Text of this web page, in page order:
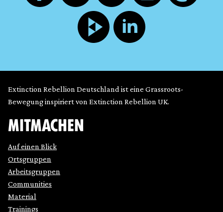
Extinction Rebellion Deutschland ist eine Grassroots-
Bewegung inspiriert von Extinction Rebellion UK.
MITMACHEN
Auf einen Blick
Ortsgruppen
Arbeitsgruppen
Communities
Material
Trainings